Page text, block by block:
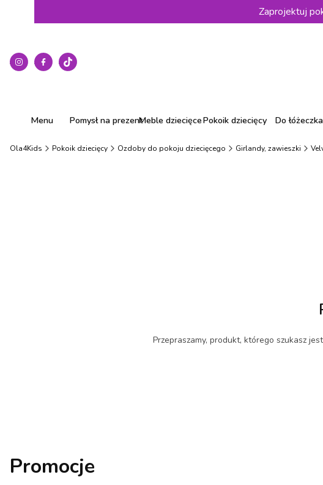
Zaprojektuj
Menu Pomysł na prezentMeble dziecięcePokoik dziecięcy Do łóżeczka
Ola4Kids Pokoik dziecięcy Ozdoby do pokoju dziecięcego Girlandy, zawieszki
Przepraszamy, produkt, którego szukasz
Promocje